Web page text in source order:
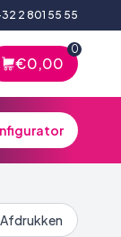
2 801 55 55
€0,00
0
Afdrukken